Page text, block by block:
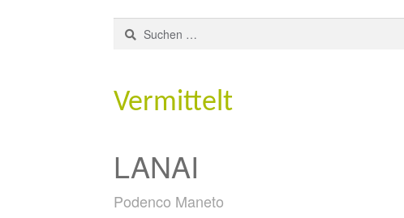
Suchen
nach:
Vermittelt
LANAI
Podenco Maneto